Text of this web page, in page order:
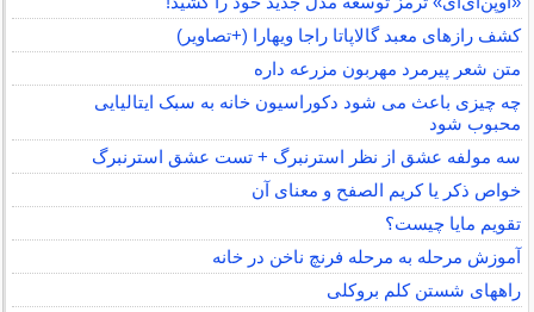
کشف رازهای معبد گالاپاتا راجا ویهارا (+تصاویر)
متن شعر پیرمرد مهربون مزرعه داره
چه چیزی باعث می شود دکوراسیون خانه به سبک ایتالیایی
محبوب شود
سه مولفه عشق از نظر استرنبرگ + تست عشق استرنبرگ
خواص ذکر یا کریم الصفح و معنای آن
تقویم مایا چیست؟
آموزش مرحله به مرحله فرنچ ناخن در خانه
راههای شستن کلم بروکلی